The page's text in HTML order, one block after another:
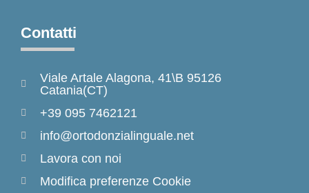
Contatti
Viale Artale Alagona, 41\B 95126
Catania(CT)
+39 095 7462121
info@ortodonzialinguale.net
Lavora con noi
Modifica preferenze Cookie